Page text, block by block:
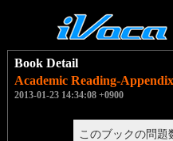
Book Detail
Academic Reading-Appendix
2013-01-23 14:34:08 +0900
このブックの問題